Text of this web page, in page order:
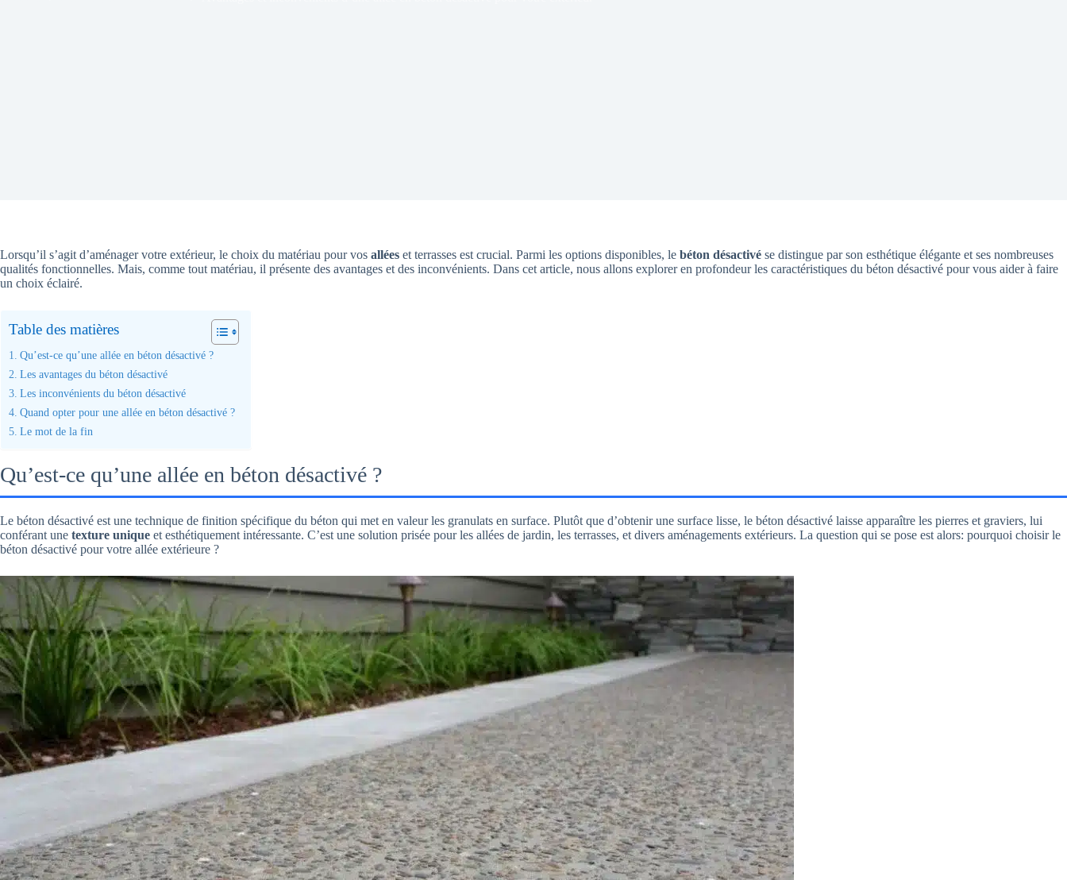
Lorsqu’il s’agit d’aménager votre extérieur, le choix du matériau pour vos allées et terrasses est crucial. Parmi les options disponibles, le béton désactivé se distingue par son esthétique élégante et ses nombreuses
qualités fonctionnelles. Mais, comme tout matériau, il présente des avantages et des inconvénients. Dans cet article, nous allons explorer en profondeur les caractéristiques du béton désactivé pour vous aider à faire
un choix éclairé.
Table des matières
Qu’est-ce qu’une allée en béton désactivé ?
Les avantages du béton désactivé
Les inconvénients du béton désactivé
Quand opter pour une allée en béton désactivé ?
Le mot de la fin
Qu’est-ce qu’une allée en béton désactivé ?
Le béton désactivé est une technique de finition spécifique du béton qui met en valeur les granulats en surface. Plutôt que d’obtenir une surface lisse, le béton désactivé laisse apparaître les pierres et graviers, lui
conférant une texture unique et esthétiquement intéressante. C’est une solution prisée pour les allées de jardin, les terrasses, et divers aménagements extérieurs. La question qui se pose est alors: pourquoi choisir le
béton désactivé pour votre allée extérieure ?